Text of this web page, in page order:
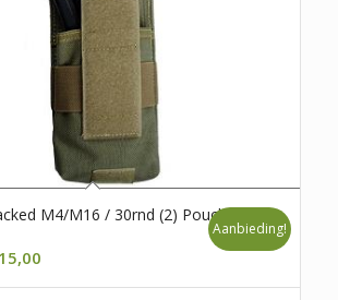
M4/M16 / 30rnd (2) Pouch *
Huidige
prijs
Aanbieding!